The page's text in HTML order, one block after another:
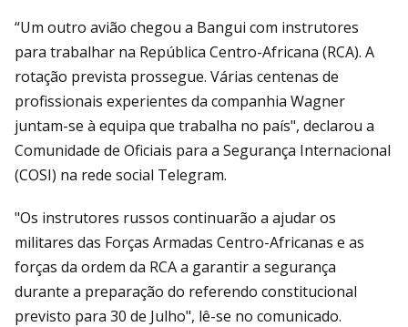
“Um outro avião chegou a Bangui com instrutores
para trabalhar na República Centro-Africana (RCA). A
rotação prevista prossegue. Várias centenas de
profissionais experientes da companhia Wagner
juntam-se à equipa que trabalha no país", declarou a
Comunidade de Oficiais para a Segurança Internacional
(COSI) na rede social Telegram.
"Os instrutores russos continuarão a ajudar os
militares das Forças Armadas Centro-Africanas e as
forças da ordem da RCA a garantir a segurança
durante a preparação do referendo constitucional
previsto para 30 de Julho", lê-se no comunicado.